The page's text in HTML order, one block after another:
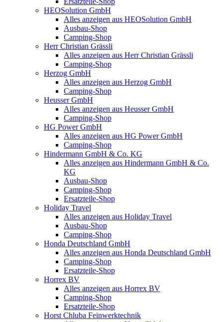
HEOSolution GmbH
Alles anzeigen aus HEOSolution GmbH
Ausbau-Shop
Camping-Shop
Herr Christian Grässli
Alles anzeigen aus Herr Christian Grässli
Camping-Shop
Herzog GmbH
Alles anzeigen aus Herzog GmbH
Camping-Shop
Heusser GmbH
Alles anzeigen aus Heusser GmbH
Camping-Shop
HG Power GmbH
Alles anzeigen aus HG Power GmbH
Camping-Shop
Hindermann GmbH & Co. KG
Alles anzeigen aus Hindermann GmbH & Co.
KG
Ausbau-Shop
Camping-Shop
Ersatzteile-Shop
Holiday Travel
Alles anzeigen aus Holiday Travel
Ausbau-Shop
Camping-Shop
Honda Deutschland GmbH
Alles anzeigen aus Honda Deutschland GmbH
Camping-Shop
Ersatzteile-Shop
Horrex BV
Alles anzeigen aus Horrex BV
Camping-Shop
Ersatzteile-Shop
Horst Chluba Feinwerktechnik